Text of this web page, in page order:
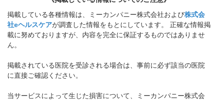
掲載している各種情報は、ミーカンパニー株式会社および株式会
社eヘルスケアが調査した情報をもとにしています。 正確な情報掲
載に努めておりますが、内容を完全に保証するものではありませ
ん。
掲載されている医院を受診される場合は、事前に必ず該当の医院
に直接ご確認ください。
当サービスによって生じた損害について、ミーカンパニー株式会